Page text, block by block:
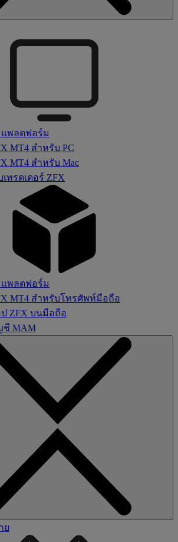
พลตฟอร์ม
MT4 สำหรับ PC
MT4 สำหรับ Mac
เทรดเดอร์ ZFX
พลตฟอร์ม
MT4 สำหรับโทรศัพท์มือถือ
ZFX บนมือถือ
MAM
ย